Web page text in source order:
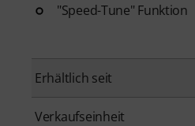
"Speed-Tune" Funktion
Erhältlich seit
Verkaufseinheit